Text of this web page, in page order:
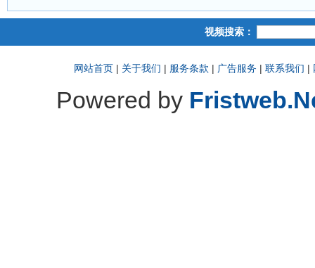
视频搜索：
网站首页 | 关于我们 | 服务条款 | 广告服务 |联系我们 |
Powered by